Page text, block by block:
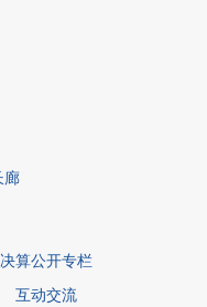
廊
算公开专栏
互动交流